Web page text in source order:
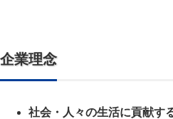
企業理念
社会・人々の生活に貢献す